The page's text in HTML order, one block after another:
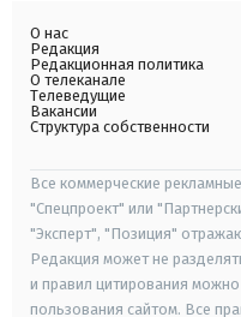
О нас
Редакция
Редакционная политика
О телеканале
Телеведущие
Вакансии
Структура собственности
Все коммерческие
"Спецпроект" или
"Эксперт", "Позиция"
Редакция может не
и правил цитирования
пользования сайтом. Все